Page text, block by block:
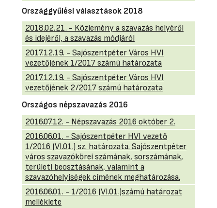
Országgyűlési választások 2018
2018.02.21. - Közlemény a szavazás helyéről
és idejéről, a szavazás módjáról
2017.12.19. - Sajószentpéter Város HVI
vezetőjének 1/2017 számú határozata
2017.12.19. - Sajószentpéter Város HVI
vezetőjének 2/2017 számú határozata
Országos népszavazás 2016
2016.07.12. - Népszavazás 2016 október 2.
2016.06.01. - Sajószentpéter HVI vezető
1/2016 (VI.01.) sz. határozata. Sajószentpéter
város szavazókörei számának, sorszámának,
területi beosztásának, valamint a
szavazóhelyiségek címének meghatározása.
2016.06.01. - 1/2016 (VI.01.)számú határozat
melléklete